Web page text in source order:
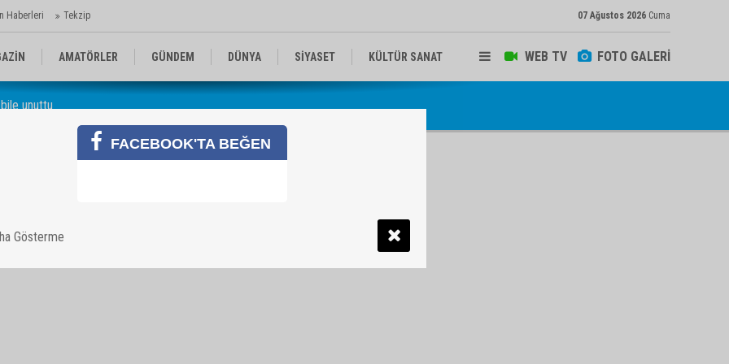
Haberleri Tekzip 07 Ağustos 2026 Cuma
WEB TV FOTO GALERİ
AMATÖRLER GÜNDEM DÜNYA SİYASET KÜLTÜR SANAT
KOMİKLER
unuttu
bile unuttu
FACEBOOK'TA BEĞEN
Gösterme